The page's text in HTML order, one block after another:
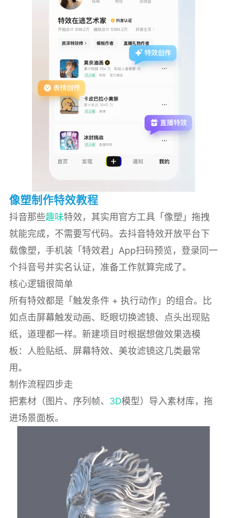
像塑制作特效教程
抖音那些趣味特效，其实用官方工具「像塑」拖拽
就能完成，不需要写代码。去抖音特效开放平台下
载像塑，手机装「特效君」App扫码预览，登录同一
个抖音号并实名认证，准备工作就算完成了。
核心逻辑很简单
所有特效都是「触发条件 + 执行动作」的组合。比
如点击屏幕触发动画、眨眼切换滤镜、点头出现贴
纸，道理都一样。新建项目时根据想做效果选模
板：人脸贴纸、屏幕特效、美妆滤镜这几类最常
用。
制作流程四步走
把素材（图片、序列帧、 3D模型）导入素材库，拖
进场景面板。